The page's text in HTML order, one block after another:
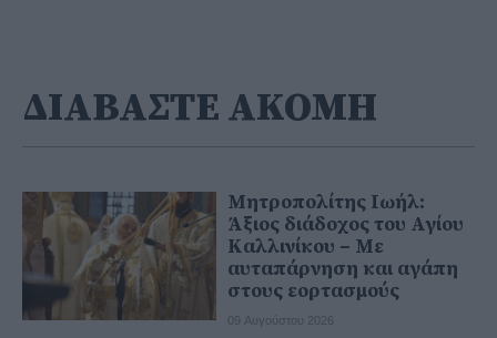
ΔΙΑΒΑΣΤΕ ΑΚΟΜΗ
Μητροπολίτης Ιωήλ:
Άξιος διάδοχος του Αγίου
Καλλινίκου – Με
αυταπάρνηση και αγάπη
στους εορτασμούς
09 Αυγούστου 2026